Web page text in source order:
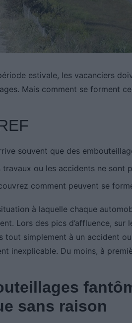
estivale, les vacanciers
Mais comment se forment
souvent que des
travaux ou les accidents ne sont
comment peuvent se
à laquelle chaque
Lors des pics d’affluence,
tout simplement à un accident
inexplicable. Du moins, à
sans raison